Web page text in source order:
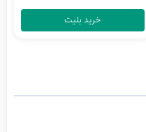
خرید بلیت